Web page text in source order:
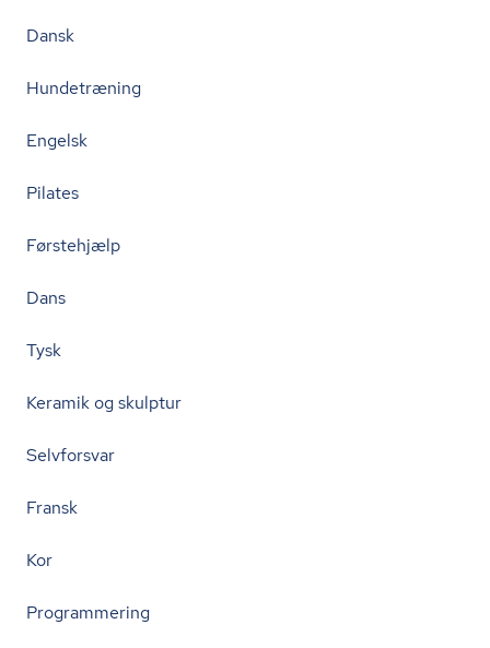
Dansk
Hundetræning
Engelsk
Pilates
Førstehjælp
Dans
Tysk
Keramik og skulptur
Selvforsvar
Fransk
Kor
Programmering